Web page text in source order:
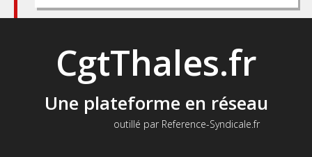
CgtThales.fr
Une plateforme en réseau
outillé par Reference-Syndicale.fr